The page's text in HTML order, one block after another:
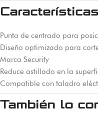
Punta de centrado para
Diseño optimizado para
Marca Security
Reduce astillado en la
Compatible con taladro
También lo